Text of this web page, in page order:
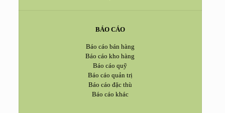
BÁO CÁO
Báo cáo bán hàng
Báo cáo kho hàng
Báo cáo quỹ
Báo cáo quản trị
Báo cáo đặc thù
Báo cáo khác